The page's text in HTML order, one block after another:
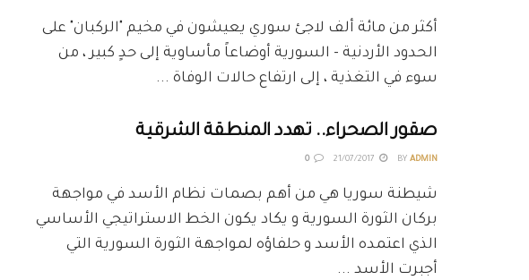
أكثر من مائة ألف لاجئ سوري يعيشون في مخيم "الركبان" على
الحدود الأردنية - السورية أوضاعاً مأساوية إلى حدٍ كبير ، من
سوء في التغذية ، إلى ارتفاع حالات الوفاة ...
صقور الصحراء.. تهدد المنطقة الشرقية
BY ADMIN
0
شيطنة سوريا هي من أهم بصمات نظام الأسد في مواجهة
بركان الثورة السورية و يكاد يكون الخط الاستراتيجي الأساسي
الذي اعتمده الأسد و حلفاؤه لمواجهة الثورة السورية التي
أجبرت الأسد ...